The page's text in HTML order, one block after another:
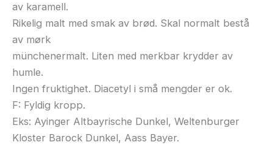
av karamell.
Rikelig malt med smak av brød. Skal normalt bestå
av mørk
münchenermalt. Liten med merkbar krydder av
humle.
Ingen fruktighet. Diacetyl i små mengder er ok.
F: Fyldig kropp.
Eks: Ayinger Altbayrische Dunkel, Weltenburger
Kloster Barock Dunkel, Aass Bayer.